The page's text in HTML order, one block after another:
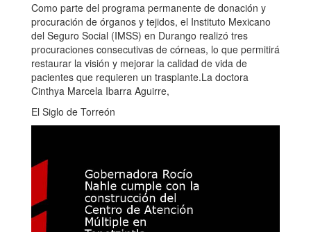
Como parte del programa permanente de donación y
procuración de órganos y tejidos, el Instituto Mexicano
del Seguro Social (IMSS) en Durango realizó tres
procuraciones consecutivas de córneas, lo que permitirá
restaurar la visión y mejorar la calidad de vida de
pacientes que requieren un trasplante.La doctora
Cinthya Marcela Ibarra Aguirre,
El Siglo de Torreón